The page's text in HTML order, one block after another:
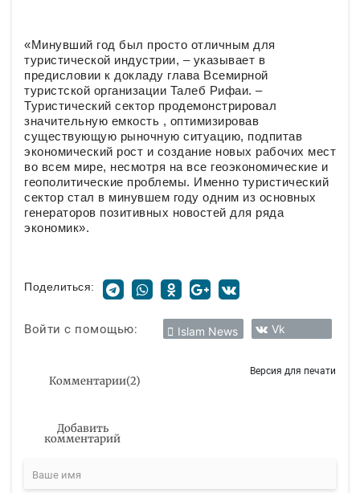
«Минувший год был просто отличным для
туристической индустрии, – указывает в
предиcловии к докладу глава Всемирной
туристской организации Талеб Рифаи. –
Туристический сектор продемонстрировал
значительную емкость , оптимизировав
существующую рыночную ситуацию, подпитав
экономический рост и создание новых рабочих мест
во всем мире, несмотря на все геоэкономические и
геополитические проблемы. Именно туристический
сектор стал в минувшем году одним из основных
генераторов позитивных новостей для ряда
экономик».
Поделиться:
Войти с помощью: Islam News Vk
Комментарии(2)
Версия для печати
Добавить
комментарий